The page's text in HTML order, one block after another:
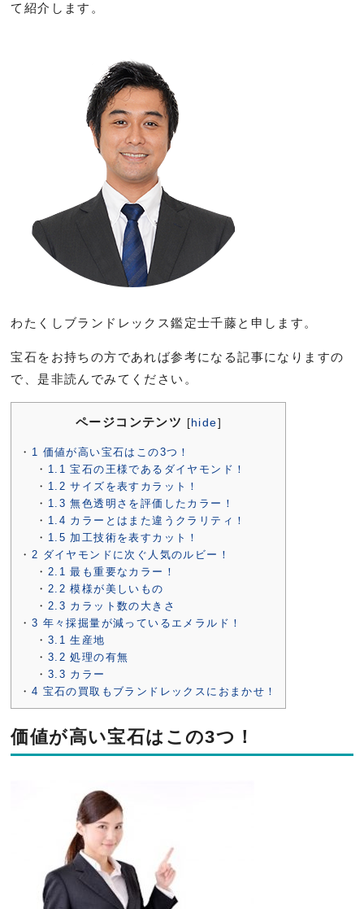
て紹介します。
わたくしブランドレックス鑑定士千藤と申します。
宝石をお持ちの方であれば参考になる記事になりますの
で、是非読んでみてください。
ページコンテンツ [ hide]
1 価値が高い宝石はこの3つ！
1.1 宝石の王様であるダイヤモンド！
1.2 サイズを表すカラット！
1.3 無色透明さを評価したカラー！
1.4 カラーとはまた違うクラリティ！
1.5 加工技術を表すカット！
2 ダイヤモンドに次ぐ人気のルビー！
2.1 最も重要なカラー！
2.2 模様が美しいもの
2.3 カラット数の大きさ
3 年々採掘量が減っているエメラルド！
3.1 生産地
3.2 処理の有無
3.3 カラー
4 宝石の買取もブランドレックスにおまかせ！
価値が高い宝石はこの3つ！